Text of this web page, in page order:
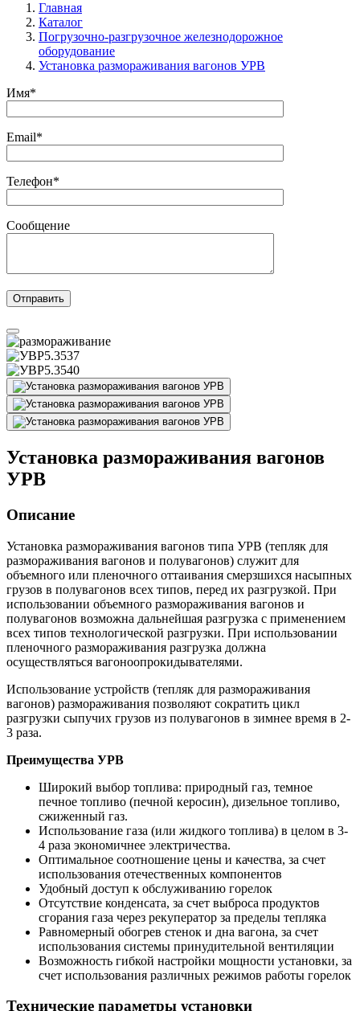
Главная
Каталог
Погрузочно-разгрузочное железнодорожное
оборудование
Установка размораживания вагонов УРВ
Имя*
Email*
Телефон*
Сообщение
Установка размораживания вагонов
УРВ
Описание
Установка размораживания вагонов типа УРВ (тепляк для
размораживания вагонов и полувагонов) служит для
объемного или пленочного оттаивания смерзшихся насыпных
грузов в полувагонов всех типов, перед их разгрузкой. При
использовании объемного размораживания вагонов и
полувагонов возможна дальнейшая разгрузка с применением
всех типов технологической разгрузки. При использовании
пленочного размораживания разгрузка должна
осуществляться вагоноопрокидывателями.
Использование устройств (тепляк для размораживания
вагонов) размораживания позволяют сократить цикл
разгрузки сыпучих грузов из полувагонов в зимнее время в 2-
3 раза.
Преимущества УРВ
Широкий выбор топлива: природный газ, темное
печное топливо (печной керосин), дизельное топливо,
сжиженный газ.
Использование газа (или жидкого топлива) в целом в 3-
4 раза экономичнее электричества.
Оптимальное соотношение цены и качества, за счет
использования отечественных компонентов
Удобный доступ к обслуживанию горелок
Отсутствие конденсата, за счет выброса продуктов
сгорания газа через рекуператор за пределы тепляка
Равномерный обогрев стенок и дна вагона, за счет
использования системы принудительной вентиляции
Возможность гибкой настройки мощности установки, за
счет использования различных режимов работы горелок
Технические параметры установки